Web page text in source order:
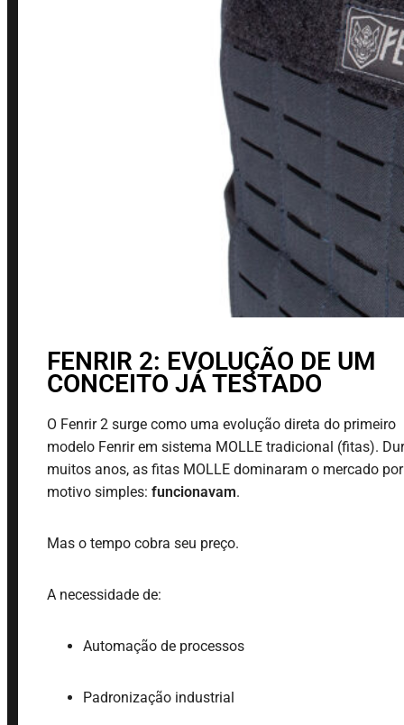
FENRIR 2: EVOLUÇÃO DE UM
CONCEITO JÁ TESTADO
O Fenrir 2 surge como uma evolução direta do primeiro
modelo Fenrir em sistema MOLLE tradicional (fitas).
muitos anos, as fitas MOLLE dominaram o mercado
motivo simples: funcionavam.
Mas o tempo cobra seu preço.
A necessidade de:
Automação de processos
Padronização industrial